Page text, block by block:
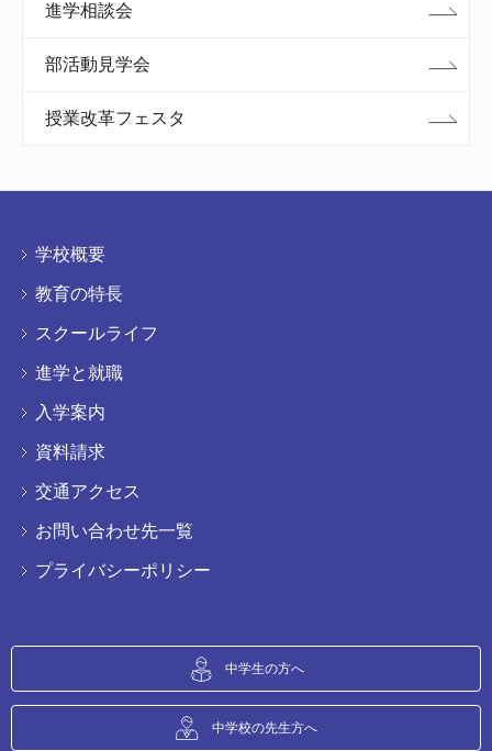
進学相談会
部活動見学会
授業改革フェスタ
学校概要
教育の特長
スクールライフ
進学と就職
入学案内
資料請求
交通アクセス
お問い合わせ先一覧
プライバシーポリシー
中学生の方へ
中学校の先生方へ